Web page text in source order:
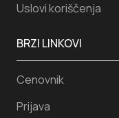
Uslovi koriščenja
BRZI LINKOVI
Cenovnik
Prijava